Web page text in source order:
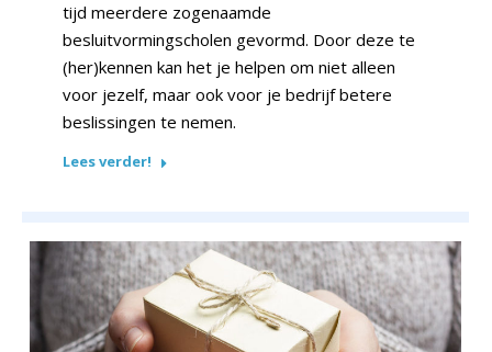
tijd meerdere zogenaamde
besluitvormingscholen gevormd. Door deze te
(her)kennen kan het je helpen om niet alleen
voor jezelf, maar ook voor je bedrijf betere
beslissingen te nemen.
Lees verder!